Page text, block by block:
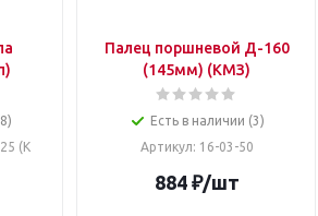
(К
Палец поршневой Д-160
(145мм) (КМЗ)
Есть в наличии (3)
Артикул: 16-03-50
884₽/шт